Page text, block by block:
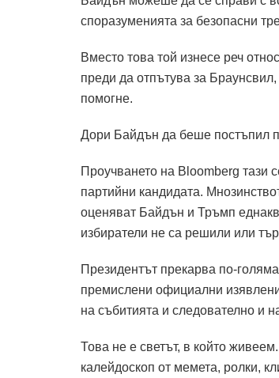
споразуменията за безопасни
Вместо това той изнесе реч
преди да отпътува за
помогне.
Дори Байдън да беше постъпил
Проучването на Bloomberg тази
партийни кандидата.
оценяват Байдън и Тръмп
избиратели не са решили или
Президентът прекарва по-
премислени официални
на събитията и следователно и
Това не е светът, в който
калейдоскоп от мемета, ролки,